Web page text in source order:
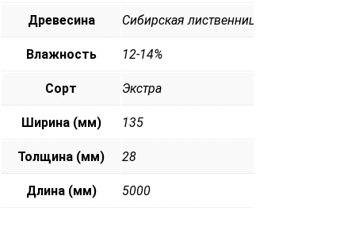
Древесина Сибирская лиственница
Влажность 12-14%
Сорт Экстра
Ширина (мм) 135
Толщина (мм) 28
Длина (мм) 5000